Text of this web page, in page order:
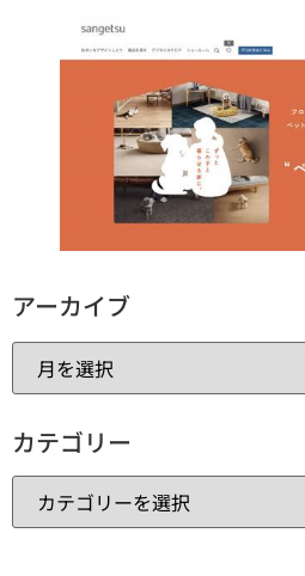
アーカイブ
カテゴリー